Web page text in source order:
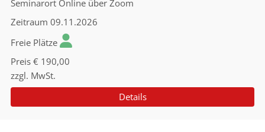
Seminarort Online über Zoom
Zeitraum 09.11.2026
Freie Plätze
Preis € 190,00
zzgl. MwSt.
Details